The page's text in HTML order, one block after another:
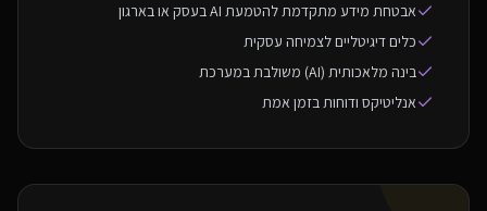
אבטחת מידע מתקדמת להטמעת AI בעסק או בארגון
כלים דיגיטליים לצמיחה עסקית
בינה מלאכותית (AI) משולבת במערכת
אנליטיקס ודוחות בזמן אמת